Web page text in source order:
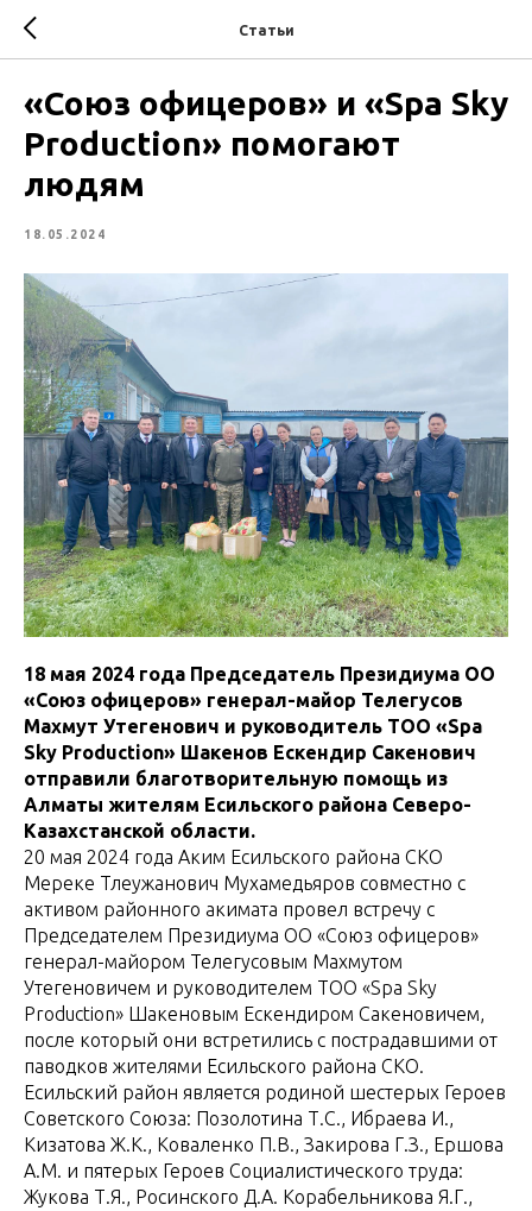
Статьи
«Союз офицеров» и «Spa Sky
Production» помогают
людям
18.05.2024
18 мая 2024 года Председатель Президиума ОО
«Союз офицеров» генерал-майор Телегусов
Махмут Утегенович и руководитель ТОО «Spa
Sky Production» Шакенов Ескендир Сакенович
отправили благотворительную помощь из
Алматы жителям Есильского района Северо-
Казахстанской области.
20 мая 2024 года Аким Есильского района СКО
Мереке Тлеужанович Мухамедьяров совместно с
активом районного акимата провел встречу с
Председателем Президиума ОО «Союз офицеров»
генерал-майором Телегусовым Махмутом
Утегеновичем и руководителем ТОО «Spa Sky
Production» Шакеновым Ескендиром Сакеновичем,
после который они встретились с пострадавшими от
паводков жителями Есильского района СКО.
Есильский район является родиной шестерых Героев
Советского Союза: Позолотина Т.С., Ибраева И.,
Кизатова Ж.К., Коваленко П.В., Закирова Г.З., Ершова
А.М. и пятерых Героев Социалистического труда:
Жукова Т.Я., Росинского Д.А. Корабельникова Я.Г.,